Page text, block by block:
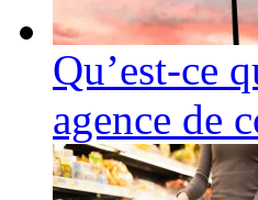
Qu’est-ce
agence de